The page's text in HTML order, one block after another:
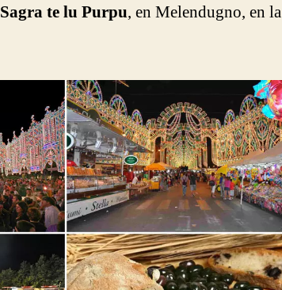
Sagra te lu Purpu, en Melendugno, en la